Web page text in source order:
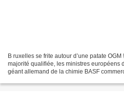
B ruxelles se frite autour d’une patate
majorité qualifiée, les ministres européens
géant allemand de la chimie BASF